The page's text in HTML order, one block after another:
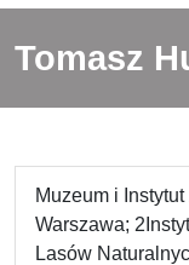
Tomasz
Muzeum i
Warszawa;
Lasów